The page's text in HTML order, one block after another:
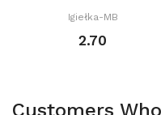
Igiełka-MB
2.70
Customers